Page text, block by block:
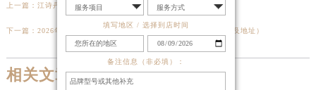
上一篇： 江诗丹顿腕表走慢了解决技巧大全
下一篇： 2026年江诗丹顿中国区售后服务网络优化升级（最新电话及地址）
相关文章
填写地区 / 选择到店时间
备注信息（非必填）：